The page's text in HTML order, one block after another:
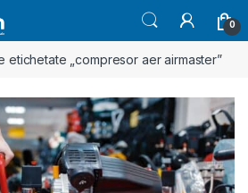
0
etichetate „compresor aer airmaster”